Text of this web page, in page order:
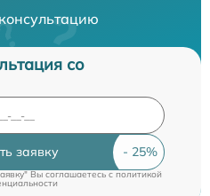
со
заявку
Вы соглашаетесь cполитикой